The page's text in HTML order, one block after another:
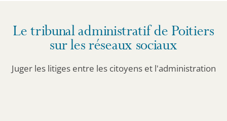
informations
Le tribunal administratif de Poitiers
sur les réseaux sociaux
Juger les litiges entre les citoyens et l'administration